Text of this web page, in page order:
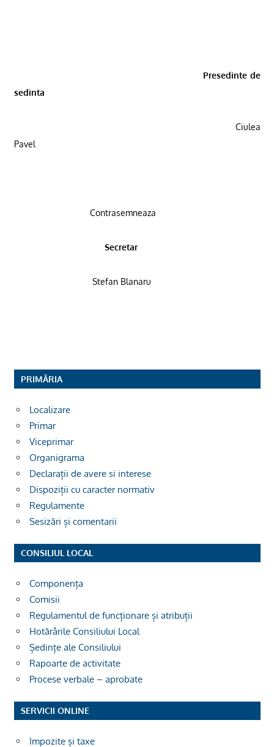
Presedinte de
sedinta
Ciulea
Pavel
Contrasemneaza
Secretar
Stefan Blanaru
PRIMĂRIA
Localizare
Primar
Viceprimar
Organigrama
Declarații de avere si interese
Dispoziții cu caracter normativ
Regulamente
Sesizări și comentarii
CONSILIUL LOCAL
Componența
Comisii
Regulamentul de funcționare și atribuții
Hotărârile Consiliului Local
Ședințe ale Consiliului
Rapoarte de activitate
Procese verbale – aprobate
SERVICII ONLINE
Impozite și taxe